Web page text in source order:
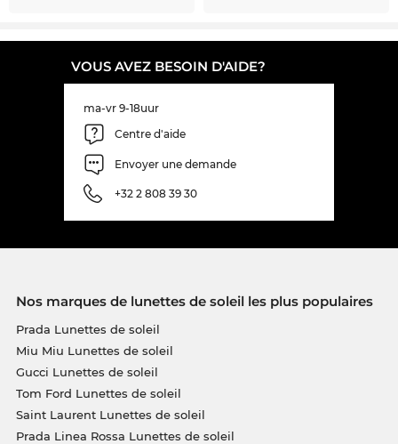
VOUS AVEZ BESOIN D'AIDE?
ma-vr 9-18uur
Centre d'aide
Envoyer une demande
+32 2 808 39 30
Nos marques de lunettes de soleil les plus populaires
Prada Lunettes de soleil
Miu Miu Lunettes de soleil
Gucci Lunettes de soleil
Tom Ford Lunettes de soleil
Saint Laurent Lunettes de soleil
Prada Linea Rossa Lunettes de soleil